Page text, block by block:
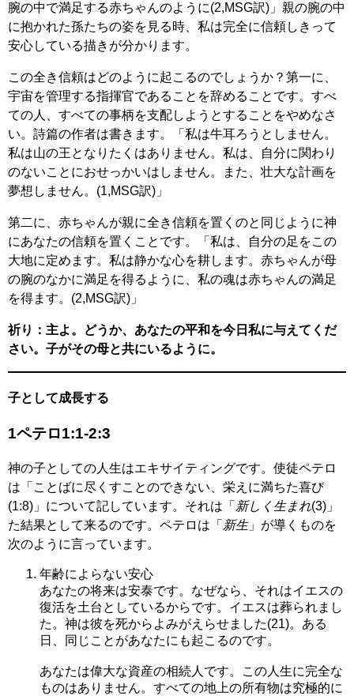
腕の中で満足する赤ちゃんのように(2,MSG訳)」親の腕の中
に抱かれた孫たちの姿を見る時、私は完全に信頼しきって
安心している描きが分かります。
この全き信頼はどのように起こるのでしょうか？第一に、
宇宙を管理する指揮官であることを辞めることです。すべ
ての人、すべての事柄を支配しようとすることをやめなさ
い。詩篇の作者は書きます。「私は牛耳ろうとしません。
私は山の王となりたくはありません。私は、自分に関わり
のないことにおせっかいはしません。また、壮大な計画を
夢想しません。(1,MSG訳)」
第二に、赤ちゃんが親に全き信頼を置くのと同じように神
にあなたの信頼を置くことです。「私は、自分の足をこの
大地に定めます。私は静かな心を耕します。赤ちゃんが母
の腕のなかに満足を得るように、私の魂は赤ちゃんの満足
を得ます。(2,MSG訳)」
祈り：主よ。どうか、あなたの平和を今日私に与えてくだ
さい。子がその母と共にいるように。
子として成長する
1ペテロ1:1-2:3
神の子としての人生はエキサイティングです。使徒ペテロ
は「ことばに尽くすことのできない、栄えに満ちた喜び
(1:8)」について記しています。それは「 新しく生まれ(3)」
た結果として来るのです。ペテロは「 新生」が導くものを
次のように言っています。
年齢によらない安心
あなたの将来は安泰です。なぜなら、それはイエスの
復活を土台としているからです。イエスは葬られまし
た。神は彼を死からよみがえらせました(21)。ある
日、同じことがあなたにも起こるのです。
あなたは偉大な資産の相続人です。この人生に完全な
ものはありません。すべての地上の所有物は究極的に